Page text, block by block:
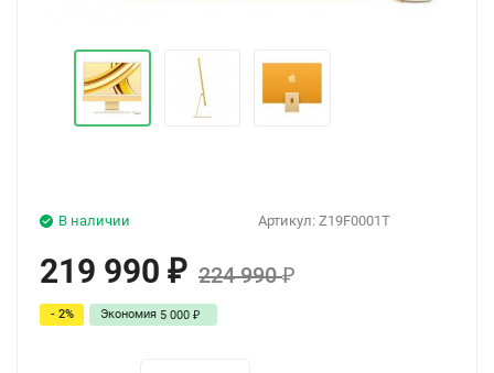
Артикул: Z19F0001T
В наличии
219 990 ₽ 224 990₽
- 2% Экономия 5 000 ₽